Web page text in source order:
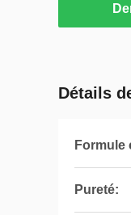
Détails
Formule
Pureté: